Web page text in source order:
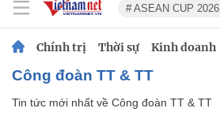
# ASEAN CUP 2026
Chính trị Thời sự Kinh doanh
Công đoàn TT & TT
Tin tức mới nhất về Công đoàn TT & TT